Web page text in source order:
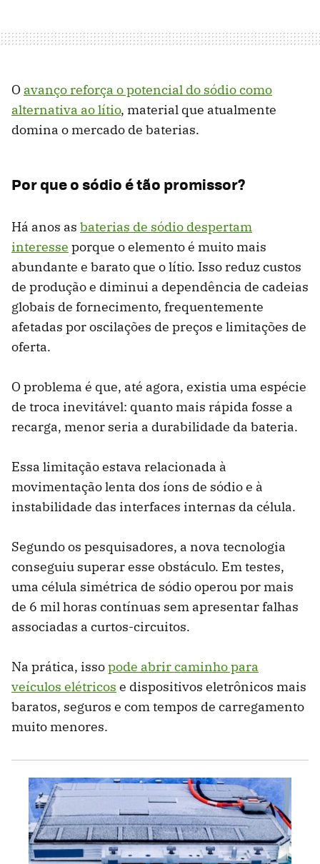
O avanço reforça o potencial do sódio como
alternativa ao lítio, material que atualmente
domina o mercado de baterias.
Por que o sódio é tão promissor?
Há anos as baterias de sódio despertam
interesse porque o elemento é muito mais
abundante e barato que o lítio. Isso reduz custos
de produção e diminui a dependência de cadeias
globais de fornecimento, frequentemente
afetadas por oscilações de preços e limitações de
oferta.
O problema é que, até agora, existia uma espécie
de troca inevitável: quanto mais rápida fosse a
recarga, menor seria a durabilidade da bateria.
Essa limitação estava relacionada à
movimentação lenta dos íons de sódio e à
instabilidade das interfaces internas da célula.
Segundo os pesquisadores, a nova tecnologia
conseguiu superar esse obstáculo. Em testes,
uma célula simétrica de sódio operou por mais
de 6 mil horas contínuas sem apresentar falhas
associadas a curtos-circuitos.
Na prática, issopode abrir caminho para
veículos elétricos e dispositivos eletrônicos mais
baratos, seguros e com tempos de carregamento
muito menores.